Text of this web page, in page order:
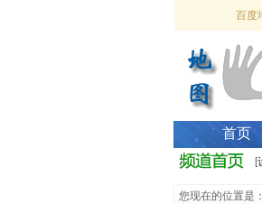
百度
首页
[
您现在的位置是：